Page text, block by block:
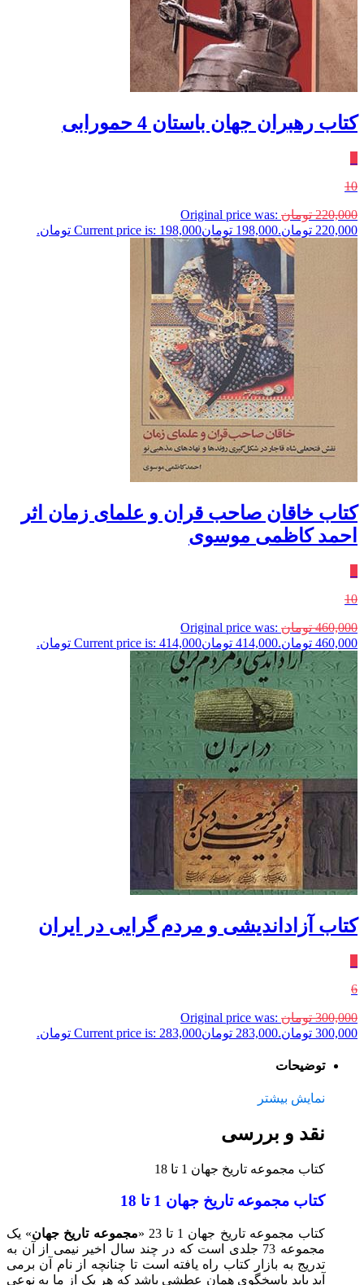
کتاب رهبران جهان باستان 4 حمورابی
10
220,000 تومان Original price was:
220,000 تومان.
198,000 تومانCurrent price is: 198,000 تومان.
کتاب خاقان صاحب قران و علمای زمان اثر
احمد کاظمی موسوی
10
460,000 تومان Original price was:
460,000 تومان.
414,000 تومانCurrent price is: 414,000 تومان.
کتاب آزاداندیشی و مردم گرایی در ایران
6
300,000 تومان Original price was:
300,000 تومان.
283,000 تومانCurrent price is: 283,000 تومان.
توضیحات
نمایش بیشتر
نقد و بررسی
کتاب مجموعه تاریخ جهان 1 تا 18
کتاب مجموعه تاریخ جهان 1 تا 18
کتاب مجموعه تاریخ جهان 1 تا 23 « مجموعه تاریخ جهان» یک
مجموعه 73 جلدی است که در چند سال اخیر نیمی از آن به
تدریج به بازار کتاب راه یافته است تا چنانچه از نام آن برمی
آید باید پاسخگوی همان عطشی باشد که هر یک از ما به نوعی